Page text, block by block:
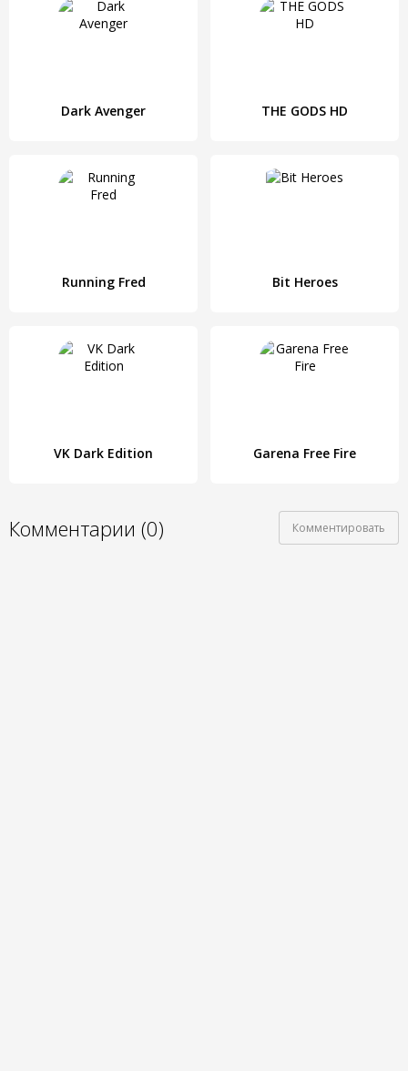
Dark Avenger THE GODS HD
Running Fred Bit Heroes
VK Dark Edition Garena Free Fire
Комментарии (0) Комментировать